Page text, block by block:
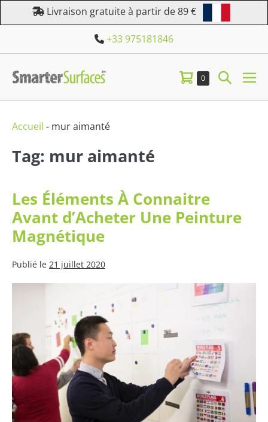
au
Livraison gratuite à partir de 89 €
+33 975181846
Panier
d’achat
0Éléments
le
la
le
Accueil - mur aimanté
Tag: mur aimanté
Les Éléments À Connaitre
Avant d’Acheter Une Peinture
Magnétique
Publié le 21 juillet 2020
Connaitre
Avant
d’Acheter
Une
Peinture